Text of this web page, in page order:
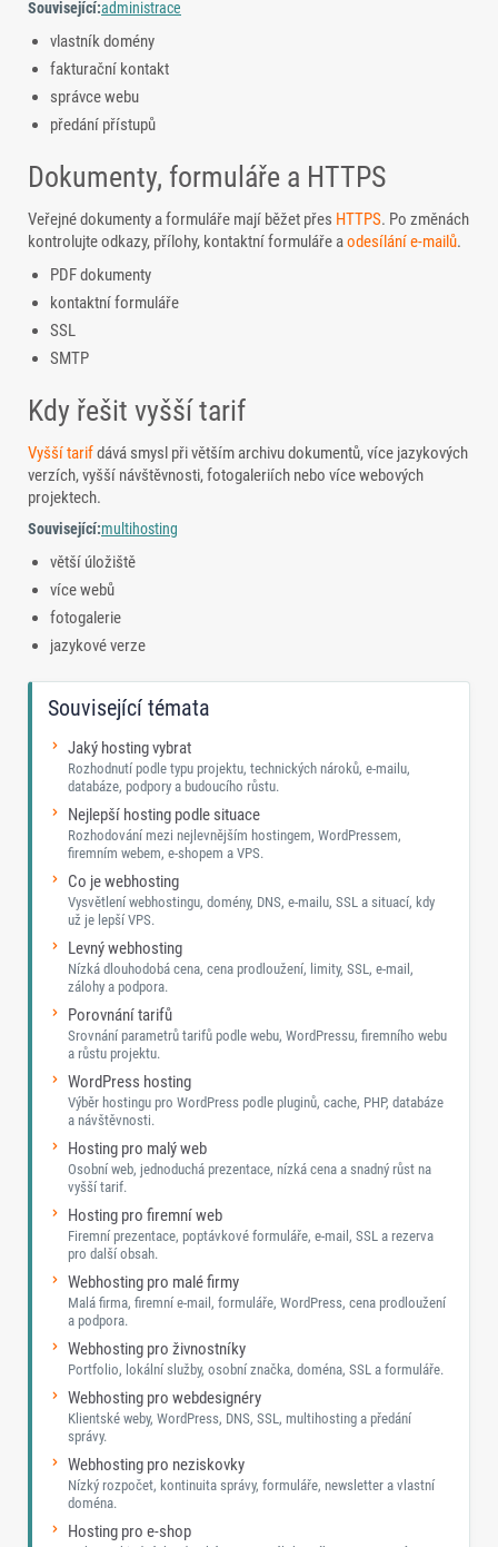
Související:administrace
vlastník domény
fakturační kontakt
správce webu
předání přístupů
Dokumenty, formuláře a HTTPS
Veřejné dokumenty a formuláře mají běžet přes HTTPS. Po změnách
kontrolujte odkazy, přílohy, kontaktní formuláře aodesílání e-mailů.
PDF dokumenty
kontaktní formuláře
SSL
SMTP
Kdy řešit vyšší tarif
Vyšší tarifdává smysl při větším archivu dokumentů, více jazykových
verzích, vyšší návštěvnosti, fotogaleriích nebo více webových
projektech.
Související:multihosting
větší úložiště
více webů
fotogalerie
jazykové verze
Související témata
Jaký hosting vybrat
Rozhodnutí podle typu projektu, technických nároků, e-mailu,
databáze, podpory a budoucího růstu.
Nejlepší hosting podle situace
Rozhodování mezi nejlevnějším hostingem, WordPressem,
firemním webem, e-shopem a VPS.
Co je webhosting
Vysvětlení webhostingu, domény, DNS, e-mailu, SSL a situací, kdy
už je lepší VPS.
Levný webhosting
Nízká dlouhodobá cena, cena prodloužení, limity, SSL, e-mail,
zálohy a podpora.
Porovnání tarifů
Srovnání parametrů tarifů podle webu, WordPressu, firemního webu
a růstu projektu.
WordPress hosting
Výběr hostingu pro WordPress podle pluginů, cache, PHP, databáze
a návštěvnosti.
Hosting pro malý web
Osobní web, jednoduchá prezentace, nízká cena a snadný růst na
vyšší tarif.
Hosting pro firemní web
Firemní prezentace, poptávkové formuláře, e-mail, SSL a rezerva
pro další obsah.
Webhosting pro malé firmy
Malá firma, firemní e-mail, formuláře, WordPress, cena prodloužení
a podpora.
Webhosting pro živnostníky
Portfolio, lokální služby, osobní značka, doména, SSL a formuláře.
Webhosting pro webdesignéry
Klientské weby, WordPress, DNS, SSL, multihosting a předání
správy.
Webhosting pro neziskovky
Nízký rozpočet, kontinuita správy, formuláře, newsletter a vlastní
doména.
Hosting pro e-shop